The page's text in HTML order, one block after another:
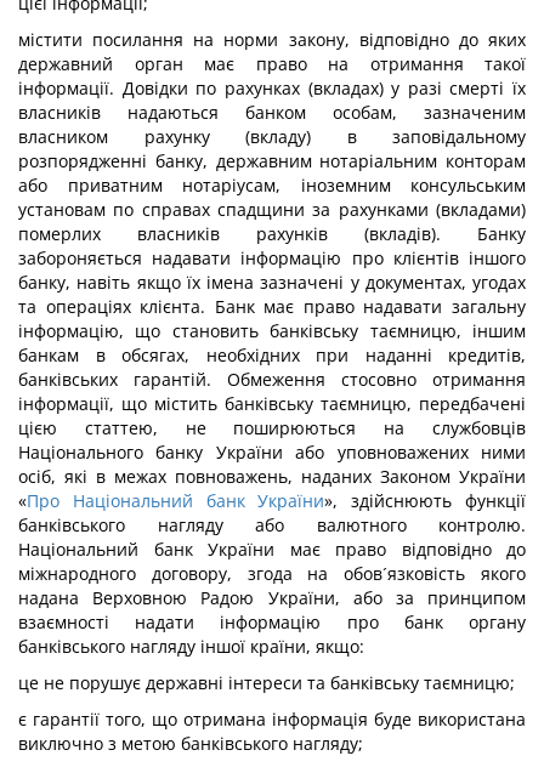
містити посилання на норми закону, відповідно до яких
державний орган має право на отримання такої
інформації. Довідки по рахунках (вкладах) у разі смерті їх
власників надаються банком особам, зазначеним
власником рахунку (вкладу) в заповідальному
розпорядженні банку, державним нотаріальним конторам
або приватним нотаріусам, іноземним консульським
установам по справах спадщини за рахунками (вкладами)
померлих власників рахунків (вкладів). Банку
забороняється надавати інформацію про клієнтів іншого
банку, навіть якщо їх імена зазначені у документах, угодах
та операціях клієнта. Банк має право надавати загальну
інформацію, що становить банківську таємницю, іншим
банкам в обсягах, необхідних при наданні кредитів,
банківських гарантій. Обмеження стосовно отримання
інформації, що містить банківську таємницю, передбачені
цією статтею, не поширюються на службовців
Національного банку України або уповноважених ними
осіб, які в межах повноважень, наданих Законом України
«Про Національний банк України», здійснюють функції
банківського нагляду або валютного контролю.
Національний банк України має право відповідно до
міжнародного договору, згода на обов´язковість якого
надана Верховною Радою України, або за принципом
взаємності надати інформацію про банк органу
банківського нагляду іншої країни, якщо:
це не порушує державні інтереси та банківську таємницю;
є гарантії того, що отримана інформація буде використана
виключно з метою банківського нагляду;